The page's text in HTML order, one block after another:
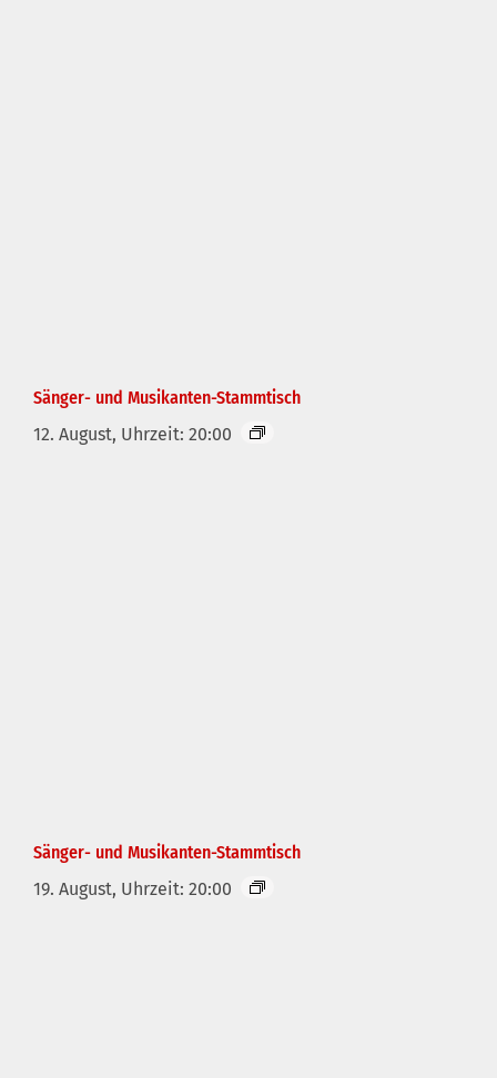
Sänger- und Musikanten-Stammtisch
12. August, Uhrzeit: 20:00
Sänger- und Musikanten-Stammtisch
19. August, Uhrzeit: 20:00